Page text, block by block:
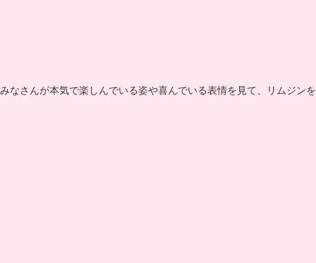
みなさんが本気で楽しんでいる姿や喜んでいる表情を見て、リムジン